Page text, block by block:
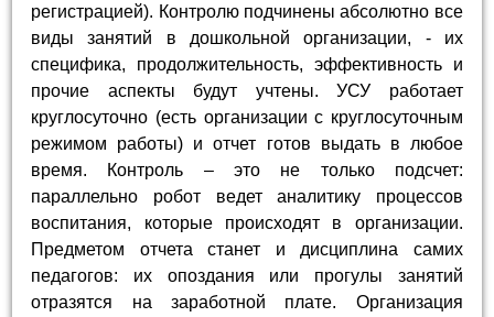
регистрацией). Контролю подчинены абсолютно все
виды занятий в дошкольной организации, - их
специфика, продолжительность, эффективность и
прочие аспекты будут учтены. УСУ работает
круглосуточно (есть организации с круглосуточным
режимом работы) и отчет готов выдать в любое
время. Контроль – это не только подсчет:
параллельно робот ведет аналитику процессов
воспитания, которые происходят в организации.
Предметом отчета станет и дисциплина самих
педагогов: их опоздания или прогулы занятий
отразятся на заработной плате. Организация